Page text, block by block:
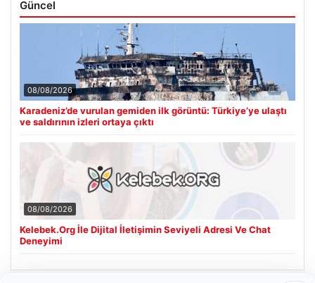
Güncel
08/08/2026
Karadeniz’de vurulan gemiden ilk görüntü: Türkiye’ye ulaştı
ve saldırının izleri ortaya çıktı
08/08/2026
Kelebek.Org İle Dijital İletişimin Seviyeli Adresi Ve Chat
Deneyimi